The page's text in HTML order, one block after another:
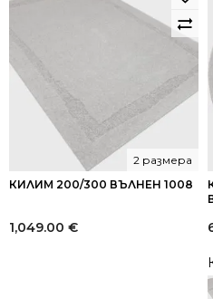
КИЛИМ 200/300 ВЪЛНЕН 1008
2 размера
1,049.00 €